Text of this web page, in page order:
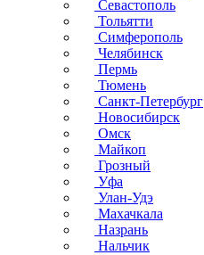
Севастополь
Тольятти
Симферополь
Челябинск
Пермь
Тюмень
Санкт-Петербург
Новосибирск
Омск
Майкоп
Грозный
Уфа
Улан-Удэ
Махачкала
Назрань
Нальчик